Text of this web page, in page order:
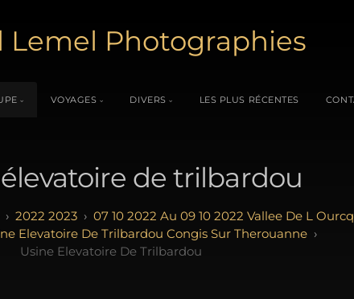
Lemel Photographies
VOYAGES DIVERS LES PLUS RÉCENTES
de trilbardou
2022 2023
07 10 2022 Au 09 10 2022 Vallee De L Ourcq
Elevatoire De Trilbardou Congis Sur Therouanne
Usine Elevatoire De Trilbardou